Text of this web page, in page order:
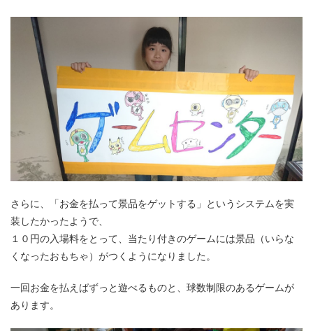
さらに、「お金を払って景品をゲットする」というシステムを実
装したかったようで、
１０円の入場料をとって、当たり付きのゲームには景品（いらな
くなったおもちゃ）がつくようになりました。
一回お金を払えばずっと遊べるものと、球数制限のあるゲームが
あります。